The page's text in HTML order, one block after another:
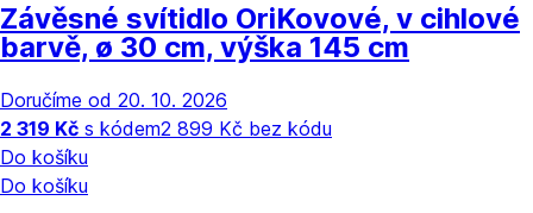
Závěsné svítidlo OriKovové, v cihlové
barvě, ø 30 cm, výška 145 cm
Doručíme od 20. 10. 2026
2 319 Kč s kódem2 899 Kč bez kódu
Do košíku
Do košíku